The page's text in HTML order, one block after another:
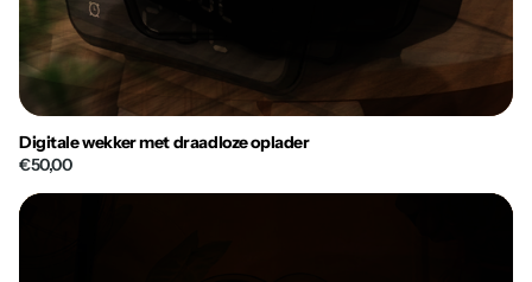
Digitale wekker met draadloze oplader
€50,00